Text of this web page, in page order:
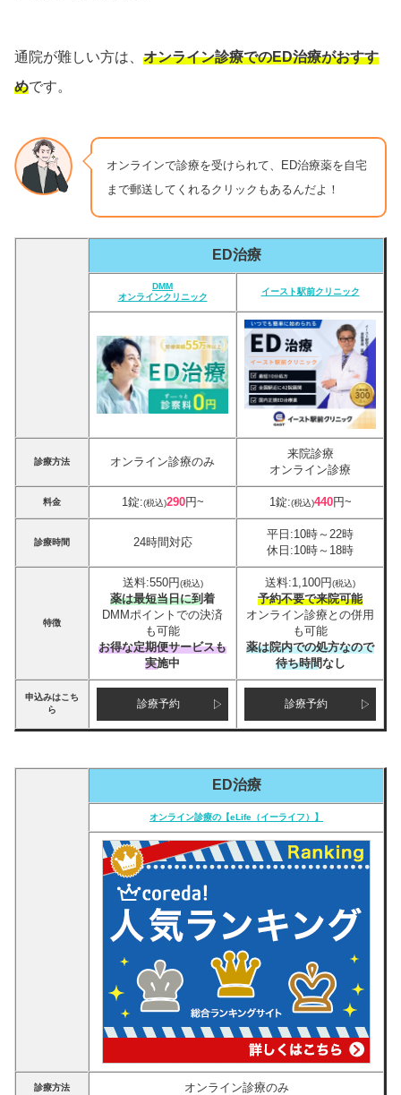
通院が難しい方は、 オンライン診療でのED治療がおすす
めです。
オンラインで診療を受けられて、ED治療薬を自宅
まで郵送してくれるクリックもあるんだよ！
ED治療
DMM
オンラインクリニック
イースト駅前クリニック
診療方法 オンライン診療のみ
来院診療
オンライン診療
料金 1錠:(税込)290円~ 1錠:(税込)440円~
診療時間 24時間対応
平日:10時～22時
休日:10時～18時
特徴
送料:550円(税込)
薬は最短当日に到着
DMMポイントでの決済
も可能
お得な定期便サービスも
実施中
送料:1,100円(税込)
予約不要で来院可能
オンライン診療との併用
も可能
薬は院内での処方なので
待ち時間なし
申込みはこち
ら
診療予約 診療予約
ED治療
オンライン診療の【eLife（イーライフ）】
診療方法 オンライン診療のみ